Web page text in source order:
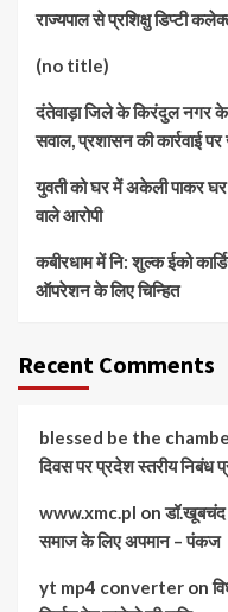
राज्यपाल से प्रशिक्षु डिप्टी
(no title)
दंतेवाड़ा जिले के किरंदुल नगर के
सवाल, प्रशासन की कार्रवाई
युवती को घर में अकेली पाकर
वाले आरोपी
कबीरधाम में नि: शुल्क ईको
ऑपरेशन के लिए चिन्हित
Recent Comments
blessed be the
दिवस पर प्रदेश स्तरीय निबंध
www.xmc.pl onडॉ.खूबचंद
समाज के लिए अपमान – पंकज
yt mp4 converter on